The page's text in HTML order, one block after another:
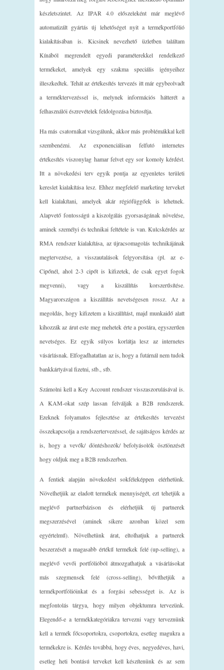
készletszintet. Az IPAR 4.0 előszeleként már meglévő
automatizált gyártás új lehetőséget nyit a termékportfólió
kialakításában is. Kicsinek nevezhető üzletben találtam
Kínából megrendelt egyedi paraméterekkel rendelkező
termékeket, amelyek egy szakma speciális igényeihez
illeszkedtek. Tehát az értékesítés tervezés itt már egybeolvadt
a terméktervezéssel is, melynek információs hátterét a
felhasználói észrevételek feldolgozása biztosítja.
Ha más csatornákat vizsgálunk, akkor más problémákkal kell
szembenézni. Az exponenciálisan felfutó internetes
értékesítés viszonylag hamar felvet egy sor komoly kérdést.
Itt a növekedési terv egyik pontja az egyenletes területi
kereslet kialakítása lesz. Ehhez megfelelő marketing terveket
kell kialakítani, amelyek akár régiófüggőek is lehetnek.
Alapvető fontosságú a kiszolgálás gyorsaságának növelése,
aminek személyi és technikai feltétele is van. Kulcskérdés az
RMA rendszer kialakítása, az újracsomagolás technikájának
megtervezése, a visszautalások felgyorsítása (pl. az e-
Cipőnél, ahol 2-3 cipőt is kifizetek, de csak egyet fogok
megvenni), vagy a kiszállítás korszerűsítése.
Magyarországon a kiszállítás nevetségesen rossz. Az a
megoldás, hogy kifizetem a kiszállítást, majd munkaidő alatt
kihozzák az árut este meg mehetek érte a postára, egyszerűen
nevetséges. Ez egyik súlyos korlátja lesz az internetes
vásárlásnak. Elfogadhatatlan az is, hogy a futárnál nem tudok
bankkártyával fizetni, stb., stb.
Számolni kell a Key Account rendszer visszaszorulásával is.
A KAM-okat szép lassan felválják a B2B rendszerek.
Ezeknek folyamatos fejlesztése az értékesítés tervezést
összekapcsolja a rendszertervezéssel, de sajátságos kérdés az
is, hogy a vevők/ döntéshozók/ befolyásolók ösztönzését
hogy oldjuk meg a B2B rendszerben.
A fentiek alapján növekedést sokféleképpen elérhetünk.
Növelhetjük az eladott termékek mennyiségét, ezt tehetjük a
meglévő partnerbázison és elérhetjük új partnerek
megszerzésével (aminek sikere azonban közel sem
egyértelmű). Növelhetünk árat, eltolhatjuk a partnerek
beszerzését a magasabb értékű termékek felé (up-selling), a
meglévő vevői portfólióból átmozgathatjuk a vásárlásokat
más szegmensek felé (cross-selling), bővíthetjük a
termékportfólióinkat és a forgási sebességet is. Az is
megfontolás tárgya, hogy milyen objektumra tervezünk.
Elegendő-e a termékkategóriákra tervezni vagy terveznünk
kell a termék főcsoportokra, csoportokra, esetleg magukra a
termékekre is. Kérdés továbbá, hogy éves, negyedéves, havi,
esetleg heti bontású terveket kell készítenünk és az sem